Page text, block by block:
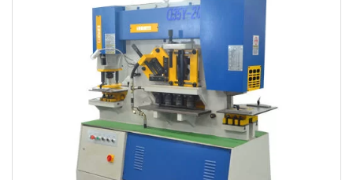
Nurga lõikamise jaam
Nurgalõikajaam saab lõigata mis tahes suurusega
nurkterast, mille pikkus jääb maksimaalse võimsuse
piiresse. saab tõhusalt lõigata mitut tüüpi 45° – 90°
nurga all olevaid sektsioone. Nurgad vahemikus 45°
kuni 90° on võimalik saavutada, lõigates esmalt 90°
nurga all ja seejärel lõigates ääriku lõikepunktis